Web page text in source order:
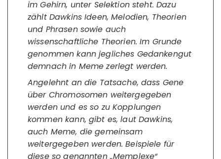
im Gehirn, unter Selektion steht. Dazu
zählt Dawkins Ideen, Melodien, Theorien
und Phrasen sowie auch
wissenschaftliche Theorien. Im Grunde
genommen kann jegliches Gedankengut
demnach in Meme zerlegt werden.
Angelehnt an die Tatsache, dass Gene
über Chromosomen weitergegeben
werden und es so zu Kopplungen
kommen kann, gibt es, laut Dawkins,
auch Meme, die gemeinsam
weitergegeben werden. Beispiele für
diese so genannten „Memplexe“